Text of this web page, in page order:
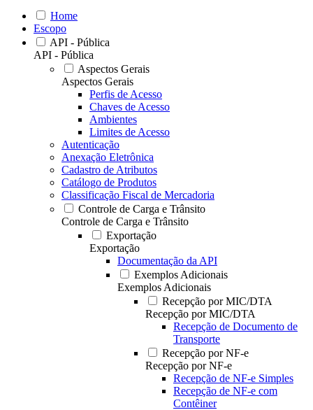
Home
Escopo
API - Pública
API - Pública
Aspectos Gerais
Aspectos Gerais
Perfis de Acesso
Chaves de Acesso
Ambientes
Limites de Acesso
Autenticação
Anexação Eletrônica
Cadastro de Atributos
Catálogo de Produtos
Classificação Fiscal de Mercadoria
Controle de Carga e Trânsito
Controle de Carga e Trânsito
Exportação
Exportação
Documentação da API
Exemplos Adicionais
Exemplos Adicionais
Recepção por MIC/DTA
Recepção por MIC/DTA
Recepção de Documento de
Transporte
Recepção por NF-e
Recepção por NF-e
Recepção de NF-e Simples
Recepção de NF-e com
Contêiner